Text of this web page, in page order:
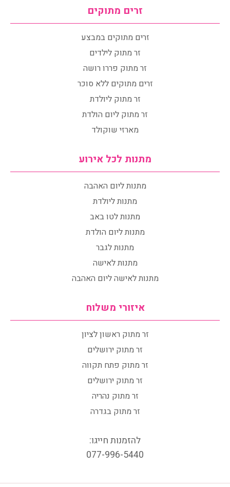
זרים מתוקים
זרים מתוקים במבצע
זר מתוק לילדים
זר מתוק פררו רושה
זרים מתוקים ללא סוכר
זר מתוק ליולדת
זר מתוק ליום הולדת
מארזי שוקולד
מתנות לכל אירוע
מתנות ליום האהבה
מתנות ליולדת
מתנות לטו באב
מתנות ליום הולדת
מתנות לגבר
מתנות לאישה
מתנות לאישה ליום האהבה
איזורי משלוח
זר מתוק ראשון לציון
זר מתוק ירושלים
זר מתוק פתח תקווה
זר מתוק ירושלים
זר מתוק נהריה
זר מתוק בגדרה
להזמנות חייגו:
077-996-5440